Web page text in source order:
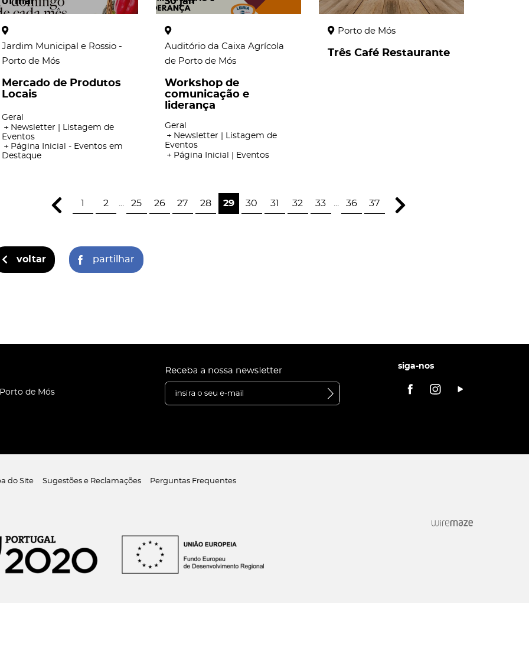
Jardim Municipal e Rossio -
Porto de Mós
Mercado de Produtos
Locais
Geral
Newsletter | Listagem de
Eventos
Página Inicial - Eventos em
Destaque
Auditório da Caixa Agrícola
de Porto de Mós
Workshop de
comunicação e
liderança
Geral
Newsletter | Listagem de
Eventos
Página Inicial | Eventos
Porto de Mós
Três Café Restaurante
1 2 25 26 27 28 29 30 31 32 33 36 37
voltar partilhar
de Mós
siga-nos
do Site Sugestões e Reclamações Perguntas Frequentes